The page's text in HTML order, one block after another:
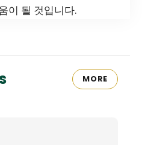
이 될 것입니다.
MORE